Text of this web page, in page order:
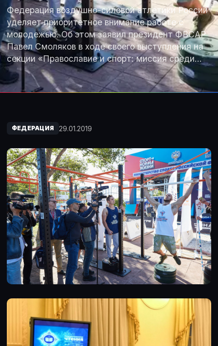
Федерация воздушно-силовой атлетики России
уделяет приоритетное внимание работе с
молодежью. Об этом заявил президент ФВСАР
Павел Смоляков в ходе своего выступления на
секции «Православие и спорт: миссия среди…
ФЕДЕРАЦИЯ 29.01.2019